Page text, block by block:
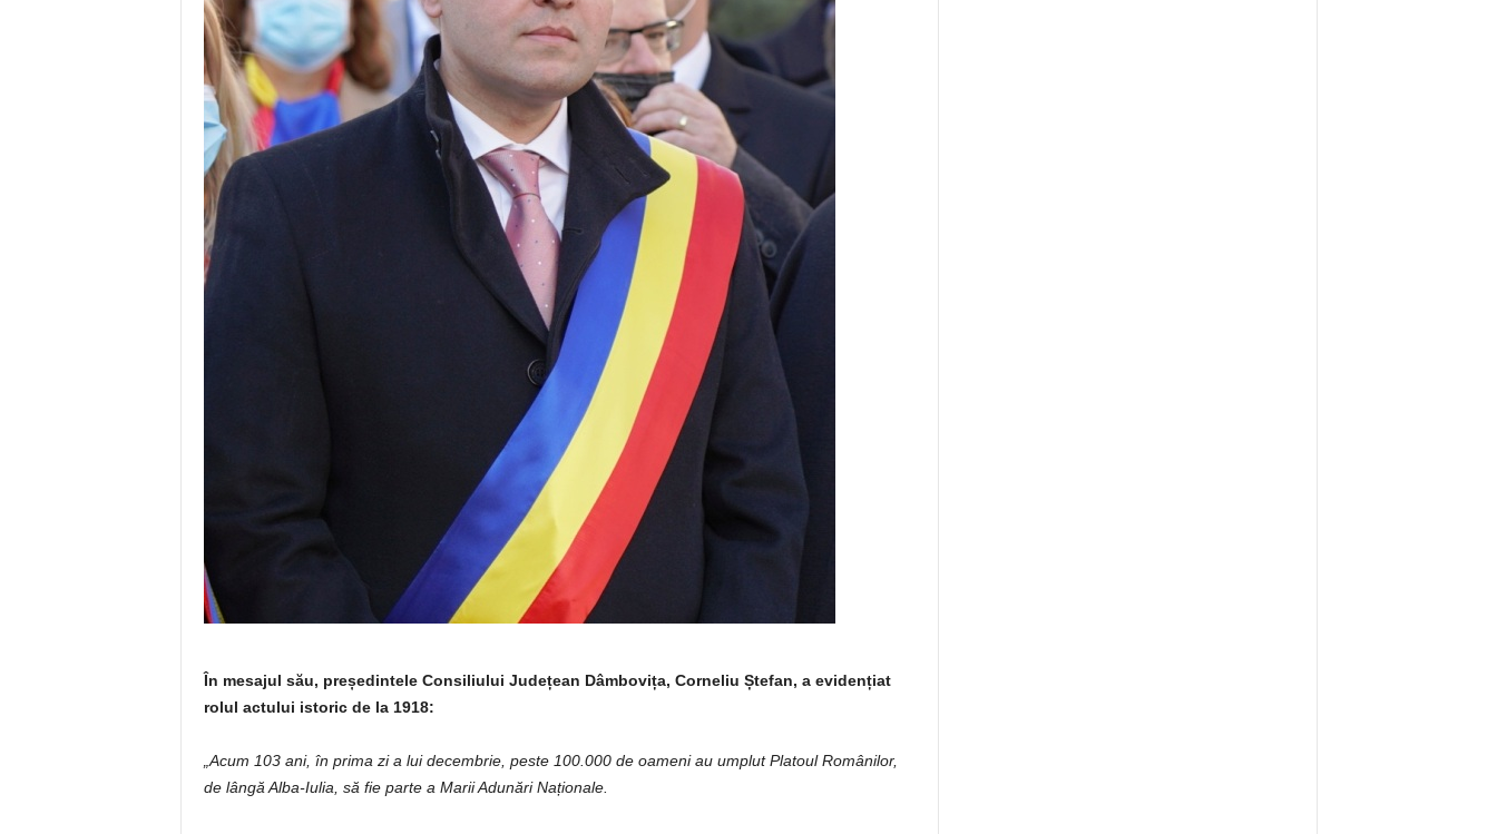
În mesajul său, președintele Consiliului Județean Dâmbovița, Corneliu Ștefan, a evidențiat
rolul actului istoric de la 1918:
„Acum 103 ani, în prima zi a lui decembrie, peste 100.000 de oameni au umplut Platoul Românilor,
de lângă Alba-Iulia, să fie parte a Marii Adunări Naționale.